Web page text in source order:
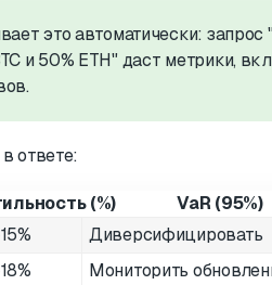
это автоматически:
и 50% ETH" даст метрики,
ответе:
(%)
VaR (95%)
Диверсифицировать
Мониторить